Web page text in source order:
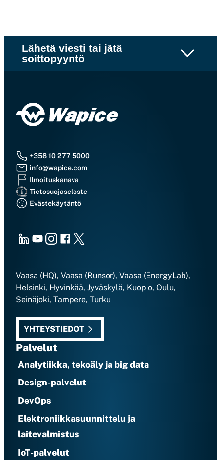
Lähetä viesti tai jätä
soittopyyntö
+358 10 277 5000
info@wapice.com
Ilmoituskanava
Tietosuojaseloste
Evästekäytäntö
LinkedInYoutubeInstagram
Facebook
X
Vaasa (HQ), Vaasa (Runsor), Vaasa (EnergyLab),
Helsinki, Hyvinkää, Jyväskylä, Kuopio, Oulu,
Seinäjoki, Tampere, Turku
YHTEYSTIEDOT
Palvelut
Analytiikka, tekoäly ja big data
Design-palvelut
DevOps
Elektroniikkasuunnittelu ja
laitevalmistus
IoT-palvelut